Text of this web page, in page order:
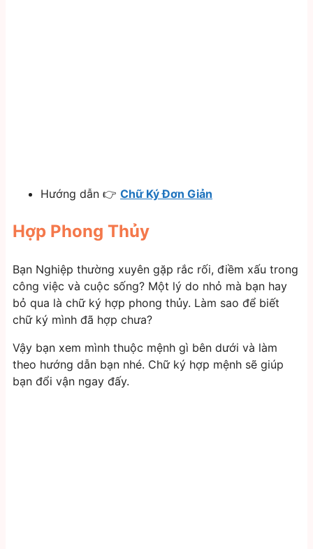
Hướng dẫn 👉 Chữ Ký Đơn Giản
Hợp Phong Thủy
Bạn Nghiệp thường xuyên gặp rắc rối, điềm xấu trong
công việc và cuộc sống? Một lý do nhỏ mà bạn hay
bỏ qua là chữ ký hợp phong thủy. Làm sao để biết
chữ ký mình đã hợp chưa?
Vậy bạn xem mình thuộc mệnh gì bên dưới và làm
theo hướng dẫn bạn nhé. Chữ ký hợp mệnh sẽ giúp
bạn đổi vận ngay đấy.